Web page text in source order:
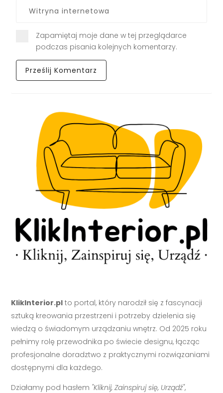
Zapamiętaj moje dane w tej przeglądarce
podczas pisania kolejnych komentarzy.
KlikInterior.pl to portal, który narodził się z fascynacji
sztuką kreowania przestrzeni i potrzeby dzielenia się
wiedzą o świadomym urządzaniu wnętrz. Od 2025 roku
pełnimy rolę przewodnika po świecie designu, łącząc
profesjonalne doradztwo z praktycznymi rozwiązaniami
dostępnymi dla każdego.
Działamy pod hasłem "Kliknij, Zainspiruj się, Urządź",